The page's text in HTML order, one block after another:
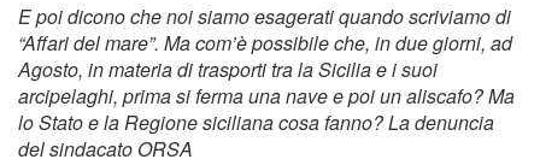
E poi dicono che noi siamo esagerati quando scriviamo di
“Affari del mare”. Ma com’è possibile che, in due giorni, ad
Agosto, in materia di trasporti tra la Sicilia e i suoi
arcipelaghi, prima si ferma una nave e poi un aliscafo? Ma
lo Stato e la Regione siciliana cosa fanno? La denuncia
del sindacato ORSA